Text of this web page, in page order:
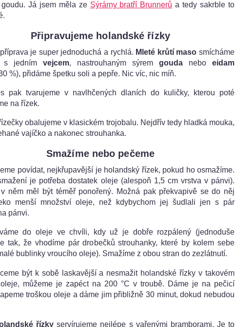
Já jsem měla ze Sýrárny bratří Brunnerů a tedy sakrble to
Připravujeme holandské řízky
je super jednoduchá a rychlá. Mleté krůtí maso smícháme
s jedním vejcem, nastrouhaným sýrem gouda nebo eidam
%), přidáme špetku soli a pepře. Nic víc, nic míň.
pak tvarujeme v navlhčených dlaních do kuličky, kterou poté
na řízek.
obalujeme v klasickém trojobalu. Nejdřív tedy hladká mouka,
vajíčko a nakonec strouhanka.
Smažíme nebo pečeme
povídat, nejkřupavější je holandský řízek, pokud ho osmažíme.
je potřeba dostatek oleje (alespoň 1,5 cm vrstva v pánvi).
něm měl být téměř ponořený. Možná pak překvapivě se do něj
menší množství oleje, než kdybychom jej šudlali jen s pár
pánvi.
do oleje ve chvíli, kdy už je dobře rozpálený (jednoduše
tak, že vhodíme pár drobečků strouhanky, které by kolem sebe
bublinky vroucího oleje). Smažíme z obou stran do zezlátnutí.
být k sobě laskavější a nesmažit holandské řízky v takovém
můžeme je zapéct na 200 °C v troubě. Dáme je na pečicí
troškou oleje a dáme jim přibližně 30 minut, dokud nebudou
řízky servírujeme nejlépe s vařenými bramborami. Je to